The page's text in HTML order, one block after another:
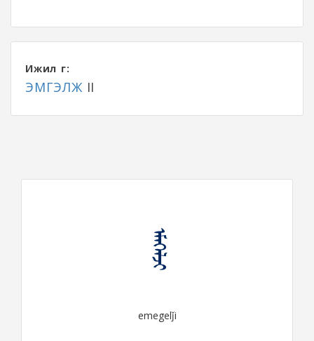
Ижил үг:
ЭМГЭЛЖ II
ᠡᠮᠡᠭᠡᠯᠵᠢ
emegelǰi